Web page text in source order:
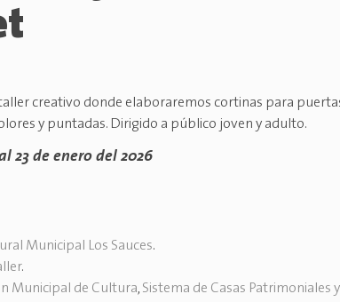
creativo donde elaboraremos cortinas para
y puntadas. Dirigido a público joven y adulto.
23 de enero del 2026
Municipal Los Sauces.
.
Municipal de Cultura, Sistema de Casas Patrimoniales